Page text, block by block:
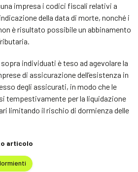
impresa i codici fiscali relativi a
della data di morte, nonché i
è risultato possibile un abbinamento
individuati è teso ad agevolare la
di assicurazione dell’esistenza in
degli assicurati, in modo che le
tempestivamente per la liquidazione
limitando il rischio di dormienza delle
articolo